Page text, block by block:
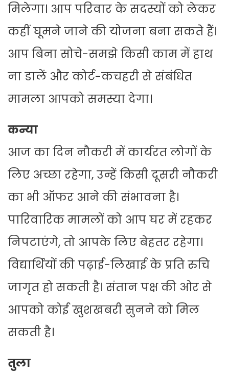
मिलेगा। आप परिवार के सदस्यों को लेकर
कहीं घूमने जाने की योजना बना सकते हैं।
आप बिना सोचे-समझे किसी काम में हाथ
ना डालें और कोर्ट-कचहरी से संबंधित
मामला आपको समस्या देगा।
कन्या
आज का दिन नौकरी में कार्यरत लोगों के
लिए अच्छा रहेगा, उन्हें किसी दूसरी नौकरी
का भी ऑफर आने की संभावना है।
पारिवारिक मामलों को आप घर में रहकर
निपटाएंगे, तो आपके लिए बेहतर रहेगा।
विद्यार्थियों की पढ़ाई-लिखाई के प्रति रुचि
जागृत हो सकती है। संतान पक्ष की ओर से
आपको कोई खुशखबरी सुनने को मिल
सकती है।
तुला